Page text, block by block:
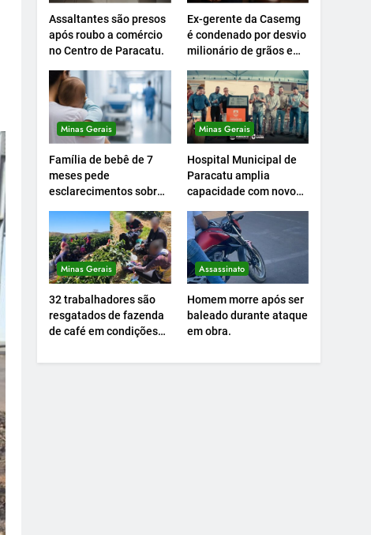
Assaltantes são presos
após roubo a comércio
no Centro de Paracatu.
Ex-gerente da Casemg
é condenado por desvio
milionário de grãos em
Minas Gerais
Família de bebê de 7
meses pede
esclarecimentos sobre
transferência
hospitalar.
Minas Gerais
Hospital Municipal de
Paracatu amplia
capacidade com novo
Minas Gerais
32 trabalhadores são
resgatados de fazenda
de café em condições
Assassinato
Homem morre após ser
baleado durante ataque
em obra.